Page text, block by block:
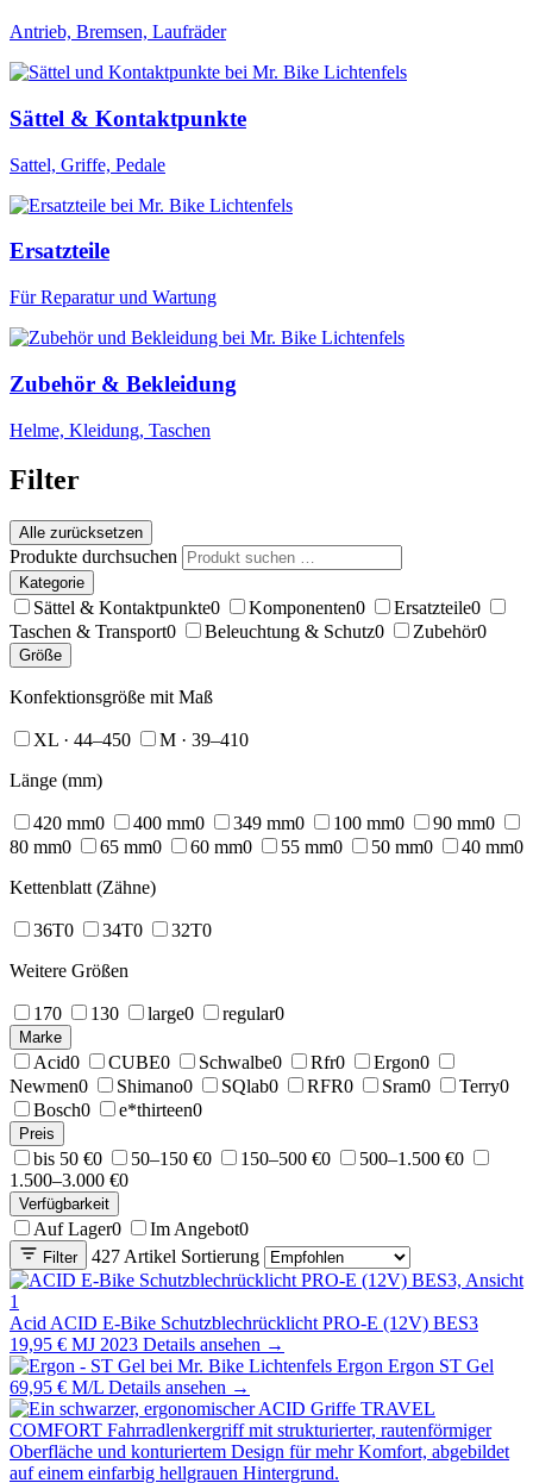
Antrieb, Bremsen, Laufräder
Sättel & Kontaktpunkte
Sattel, Griffe, Pedale
Ersatzteile
Für Reparatur und Wartung
Zubehör & Bekleidung
Helme, Kleidung, Taschen
Filter
Alle zurücksetzen
Produkte durchsuchen
Kategorie
Sättel & Kontaktpunkte0 Komponenten0 Ersatzteile0
Taschen & Transport0 Beleuchtung & Schutz0 Zubehör0
Größe
Konfektionsgröße mit Maß
XL · 44–450 M · 39–410
Länge (mm)
420 mm0 400 mm0 349 mm0 100 mm0 90 mm0
80 mm0 65 mm0 60 mm0 55 mm0 50 mm0 40 mm0
Kettenblatt (Zähne)
36T0 34T0 32T0
Weitere Größen
170 130 large0 regular0
Marke
Acid0 CUBE0 Schwalbe0 Rfr0 Ergon0
Newmen0 Shimano0 SQlab0 RFR0 Sram0 Terry0
Bosch0 e*thirteen0
Preis
bis 50 €0 50–150 €0 150–500 €0 500–1.500 €0
1.500–3.000 €0
Verfügbarkeit
Auf Lager0 Im Angebot0
Filter 427 Artikel Sortierung
Acid ACID E-Bike Schutzblechrücklicht PRO-E (12V) BES3
19,95 € MJ 2023 Details ansehen →
Ergon Ergon ST Gel
69,95 € M/L Details ansehen →